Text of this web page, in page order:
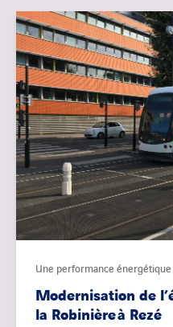
Une performance énergétique
Modernisation de
la Robinière à Rezé